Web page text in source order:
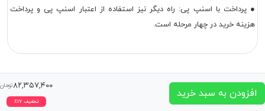
● پرداخت با اسنپ پی: راه دیگر نیز استفاده از اعتبار اسنپ پی و پرداخت
هزینه خرید در چهار مرحله است.
افزودن به سبد خرید
۸۲,۳۵۷,۴۰۰تومان
تخفیف ۱۷٪